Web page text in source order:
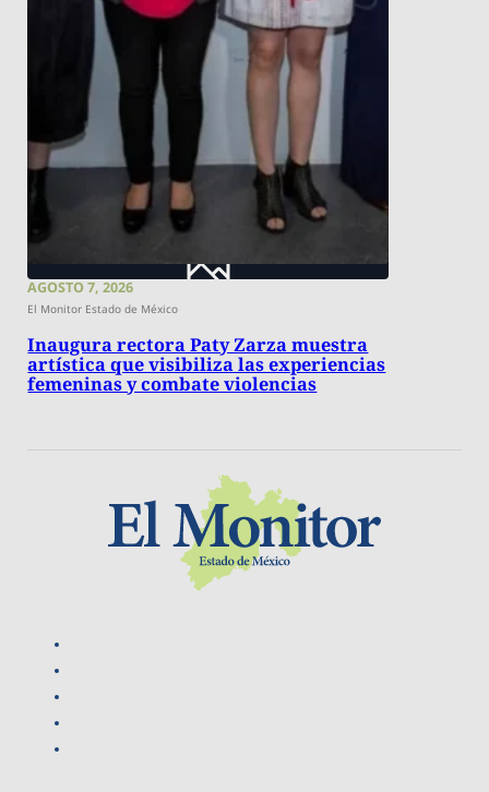
AGOSTO 7, 2026
El Monitor Estado de México
Inaugura rectora Paty Zarza muestra
artística que visibiliza las experiencias
femeninas y combate violencias